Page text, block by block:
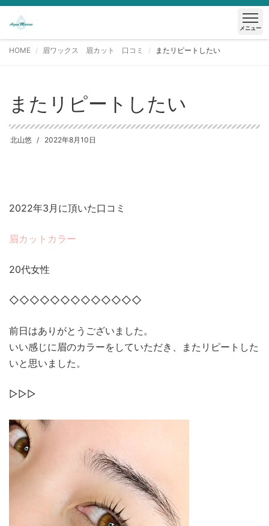
メニュー
HOME 眉ワックス 眉カット 口コミ またリピートしたい
またリピートしたい
北山悠 2022年8月10日
2022年3月に頂いた口コミ
眉カットカラー
20代女性
◇◇◇◇◇◇◇◇◇◇◇◇◇
前日はありがとうございました。
いい感じに眉のカラーをしていただき、またリピートした
いと思いました。
▷▷▷